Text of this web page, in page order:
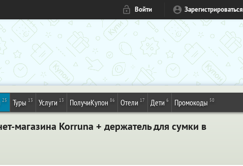
Войти Зарегистрироваться
25 Туры 13 Услуги 13 ПолучиКупон 86 Отели 17 Дети 6 Промокоды 50
магазина Korruna + держатель для сумки в